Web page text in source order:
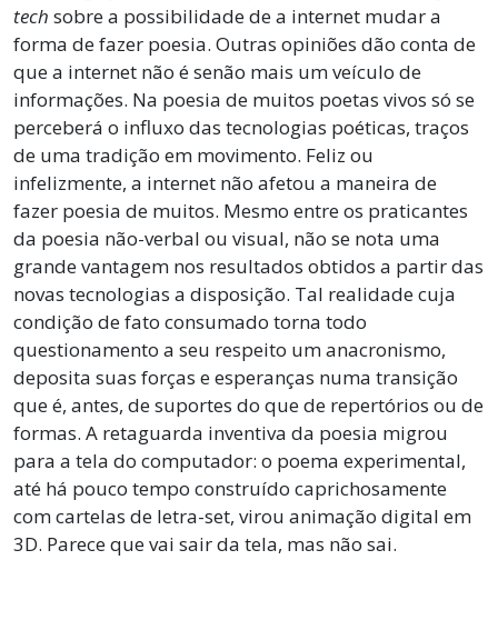
tech sobre a possibilidade de a internet mudar a
forma de fazer poesia. Outras opiniões dão conta de
que a internet não é senão mais um veículo de
informações. Na poesia de muitos poetas vivos só se
perceberá o influxo das tecnologias poéticas, traços
de uma tradição em movimento. Feliz ou
infelizmente, a internet não afetou a maneira de
fazer poesia de muitos. Mesmo entre os praticantes
da poesia não-verbal ou visual, não se nota uma
grande vantagem nos resultados obtidos a partir das
novas tecnologias a disposição. Tal realidade cuja
condição de fato consumado torna todo
questionamento a seu respeito um anacronismo,
deposita suas forças e esperanças numa transição
que é, antes, de suportes do que de repertórios ou de
formas. A retaguarda inventiva da poesia migrou
para a tela do computador: o poema experimental,
até há pouco tempo construído caprichosamente
com cartelas de letra-set, virou animação digital em
3D. Parece que vai sair da tela, mas não sai.